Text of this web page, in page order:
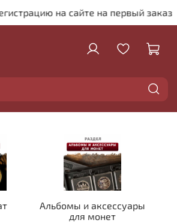
на сайте на первый заказ
Альбомы и аксессуары
для монет